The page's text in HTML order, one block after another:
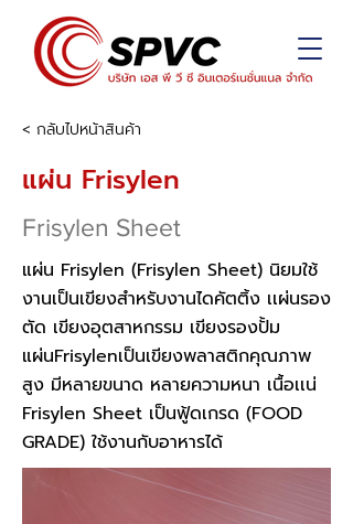
< กลับไปหน้าสินค้า
แผ่น Frisylen
Frisylen Sheet
แผ่น Frisylen (Frisylen Sheet) นิยมใช้
งานเป็นเขียงสำหรับงานไดคัตติ้ง เเผ่นรอง
ตัด เขียงอุตสาหกรรม เขียงรองปั้ม
แผ่นFrisylenเป็นเขียงพลาสติกคุณภาพ
สูง มีหลายขนาด หลายความหนา เนื้อเเน่
Frisylen Sheet เป็นฟู้ดเกรด (FOOD
GRADE) ใช้งานกับอาหารได้